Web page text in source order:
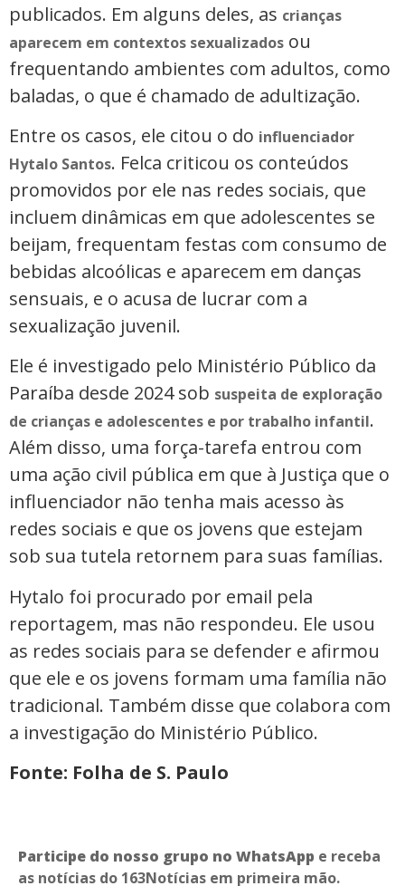
publicados. Em alguns deles, as crianças
aparecem em contextos sexualizados ou
frequentando ambientes com adultos, como
baladas, o que é chamado de adultização.
Entre os casos, ele citou o do influenciador
Hytalo Santos. Felca criticou os conteúdos
promovidos por ele nas redes sociais, que
incluem dinâmicas em que adolescentes se
beijam, frequentam festas com consumo de
bebidas alcoólicas e aparecem em danças
sensuais, e o acusa de lucrar com a
sexualização juvenil.
Ele é investigado pelo Ministério Público da
Paraíba desde 2024 sob suspeita de exploração
de crianças e adolescentes e por trabalho infantil.
Além disso, uma força-tarefa entrou com
uma ação civil pública em que à Justiça que o
influenciador não tenha mais acesso às
redes sociais e que os jovens que estejam
sob sua tutela retornem para suas famílias.
Hytalo foi procurado por email pela
reportagem, mas não respondeu. Ele usou
as redes sociais para se defender e afirmou
que ele e os jovens formam uma família não
tradicional. Também disse que colabora com
a investigação do Ministério Público.
Fonte: Folha de S. Paulo
Participe do nosso grupo no WhatsApp e receba
as notícias do 163Notícias em primeira mão.